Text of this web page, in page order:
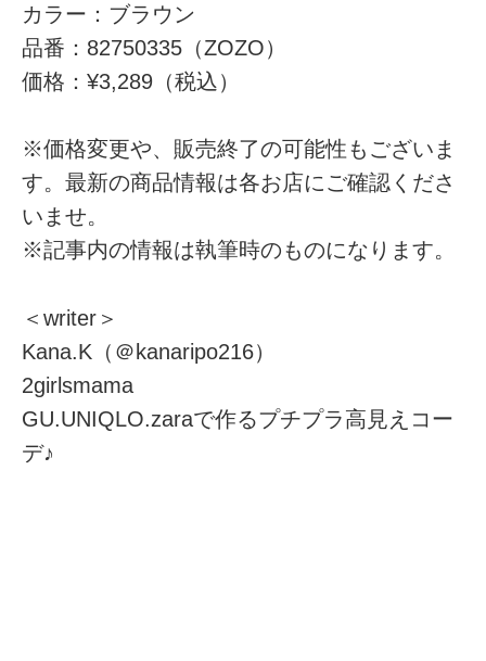
カラー：ブラウン
品番：82750335（ZOZO）
価格：¥3,289（税込）
※価格変更や、販売終了の可能性もございま
す。最新の商品情報は各お店にご確認くださ
いませ。
※記事内の情報は執筆時のものになります。
＜writer＞
Kana.K（＠kanaripo216）
2girlsmama
GU.UNIQLO.zaraで作るプチプラ高見えコー
デ♪